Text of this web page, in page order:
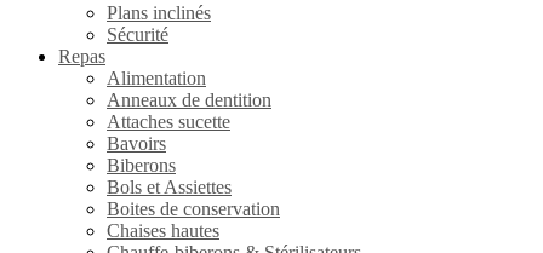
Plans inclinés
Sécurité
Repas
Alimentation
Anneaux de dentition
Attaches sucette
Bavoirs
Biberons
Bols et Assiettes
Boites de conservation
Chaises hautes